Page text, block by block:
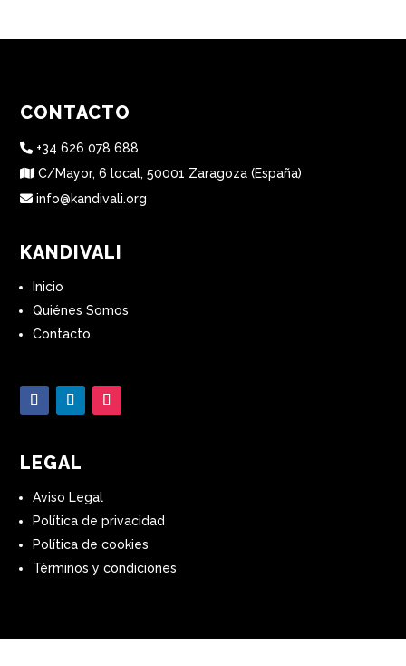
CONTACTO
+34 626 078 688
C/Mayor, 6 local, 50001 Zaragoza (España)
info@kandivali.org
KANDIVALI
Inicio
Quiénes Somos
Contacto
LEGAL
Aviso Legal
Política de privacidad
Política de cookies
Términos y condiciones